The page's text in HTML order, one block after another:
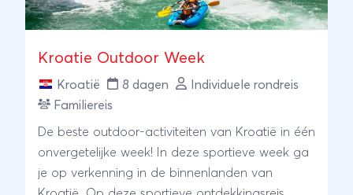
Kroatie Outdoor Week
Kroatië 8 dagen
Individuele rondreis
Familiereis
De beste outdoor-activiteiten van Kroatië in één
onvergetelijke week! In deze sportieve week ga
je op verkenning in de binnenlanden van